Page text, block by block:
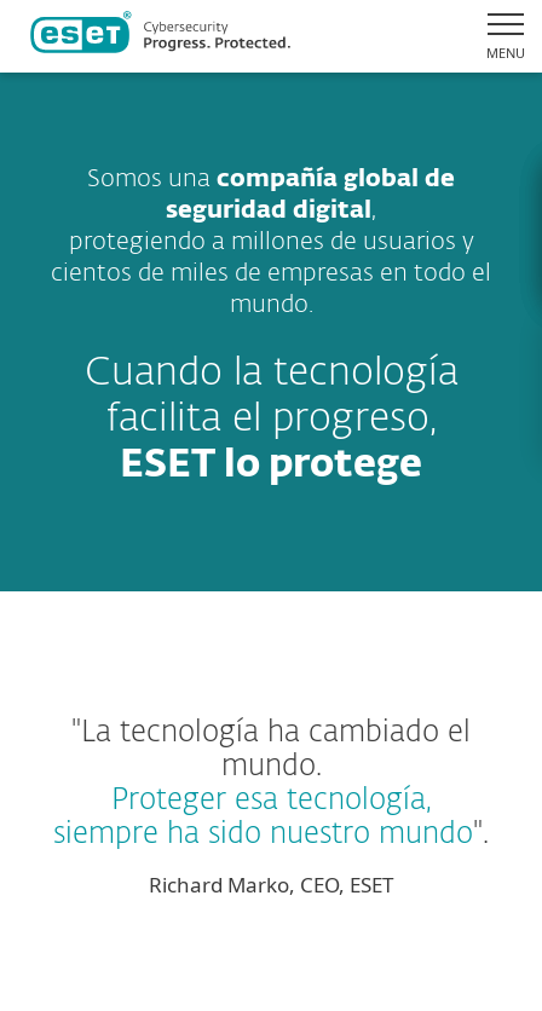
MENU
Somos una compañía global de
seguridad digital ,
protegiendo a millones de usuarios y
cientos de miles de empresas en todo el
mundo.
Cuando la tecnología
facilita el progreso,
ESET lo protege
"La tecnología ha cambiado el
mundo.
Proteger esa tecnología,
siempre ha sido nuestro mundo".
Richard Marko, CEO, ESET